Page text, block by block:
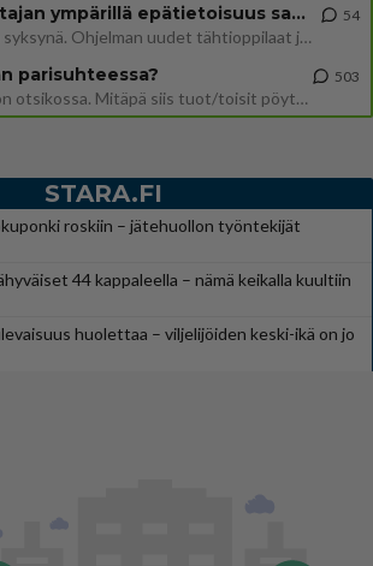
Uuden TTK-juontajan ympärillä epätietoisuus sakenee - Nyt MTV hämmentää soppaa
TTK tulee taas tänä syksynä. Ohjelman uudet tähtioppilaat julkistetaan torstaina 6. elokuuta klo 14 alkavassa lehdistö
54
parisuhteessa?
Siinäpä se kysymys on otsikossa. Mitäpä siis tuot/toisit pöytään parisuhteessa? Oletko mies vai nainen? Koetko sen mitä
503
STARA.FI
roskiin – jätehuollon työntekijät
44 kappaleella – nämä keikalla kuultiin
huolettaa – viljelijöiden keski-ikä on jo